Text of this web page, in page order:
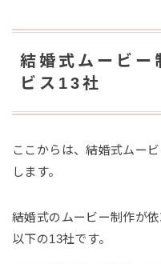
結婚式ムービー
ビス13社
ここからは、結婚式ムー
します。
結婚式のムービー制作が
以下の13社です。